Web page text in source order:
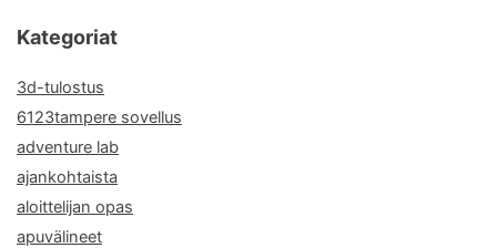
Kategoriat
3d-tulostus
6123tampere sovellus
adventure lab
ajankohtaista
aloittelijan opas
apuvälineet